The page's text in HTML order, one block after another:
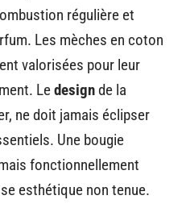
régulière et
Les mèches en coton
valorisées pour leur
Ledesignde la
ne doit jamais éclipser
Une bougie
fonctionnellement
esthétique non tenue.